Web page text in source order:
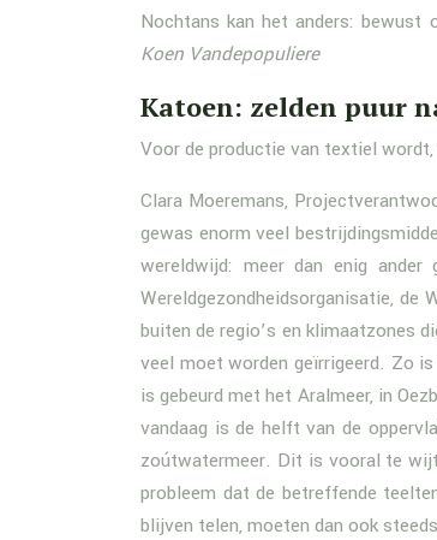
Nochtans kan het anders: bewust
Koen Vandepopuliere
Katoen: zelden puur
Voor de productie van textiel
Clara Moeremans,
gewas enorm veel
wereldwijd: meer dan enig
Wereldgezondheidsorganisatie,
buiten de regio’s en klimaatzones
veel moet worden geïrrigeerd. Zo
is gebeurd met het Aralmeer, in
vandaag is de helft van de
zoútwatermeer. Dit is vooral te
probleem dat de betreffende
blijven telen, moeten dan ook